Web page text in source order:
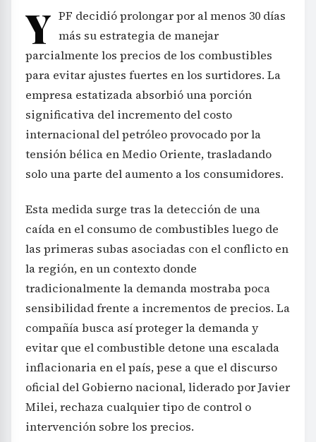
Y PF decidió prolongar por al menos 30 días
más su estrategia de manejar
parcialmente los precios de los combustibles
para evitar ajustes fuertes en los surtidores. La
empresa estatizada absorbió una porción
significativa del incremento del costo
internacional del petróleo provocado por la
tensión bélica en Medio Oriente, trasladando
solo una parte del aumento a los consumidores.
Esta medida surge tras la detección de una
caída en el consumo de combustibles luego de
las primeras subas asociadas con el conflicto en
la región, en un contexto donde
tradicionalmente la demanda mostraba poca
sensibilidad frente a incrementos de precios. La
compañía busca así proteger la demanda y
evitar que el combustible detone una escalada
inflacionaria en el país, pese a que el discurso
oficial del Gobierno nacional, liderado por Javier
Milei, rechaza cualquier tipo de control o
intervención sobre los precios.